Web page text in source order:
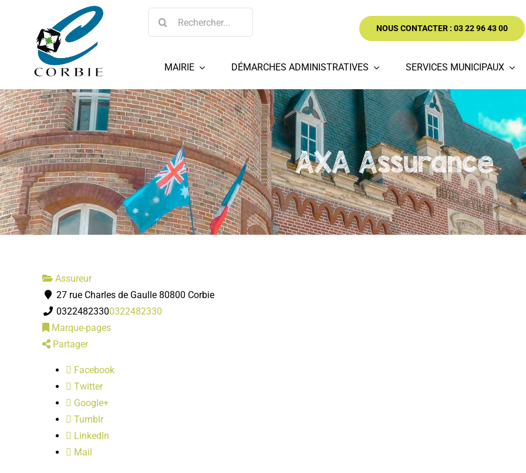
Rechercher:
NOUS CONTACTER : 03 22 96 43 00
MAIRIE DÉMARCHES ADMINISTRATIVES SERVICES MUNICIPAUX
AXA Assurance
Assureur
27 rue Charles de Gaulle 80800 Corbie
03224823300322482330
Marque-pages
Partager
Facebook
Twitter
Google+
Tumblr
LinkedIn
Mail